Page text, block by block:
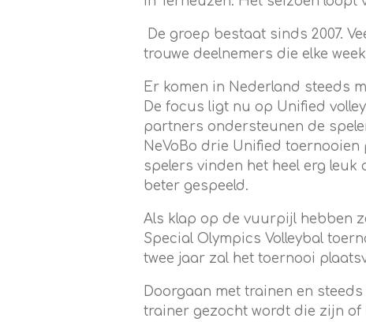
De groep bestaat sinds 2007.
trouwe deelnemers die elke
Er komen in Nederland steeds
De focus ligt nu op Unified
partners ondersteunen de
NeVoBo drie Unified toernooien
spelers vinden het heel erg
beter gespeeld.
Als klap op de vuurpijl hebben
Special Olympics Volleybal
twee jaar zal het toernooi
Doorgaan met trainen en steeds
trainer gezocht wordt die zijn of